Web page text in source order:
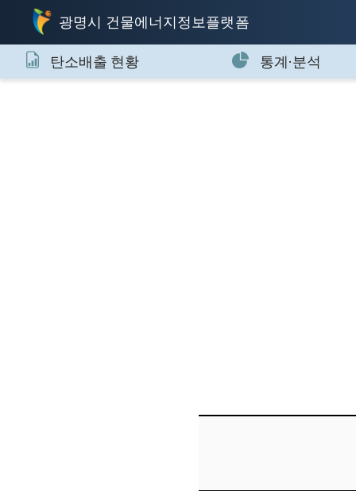
광명시 건물에너지정보플랫폼
탄소배출 현황 통계·분석